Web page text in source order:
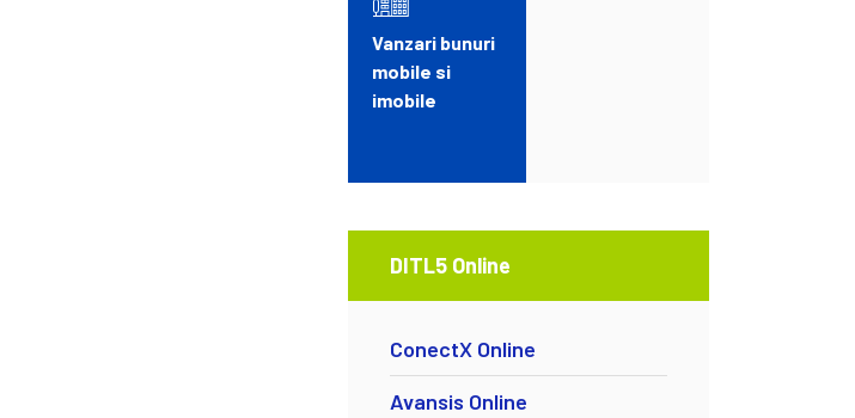
Vanzari bunuri
mobile si
imobile
DITL5 Online
ConectX Online
Avansis Online